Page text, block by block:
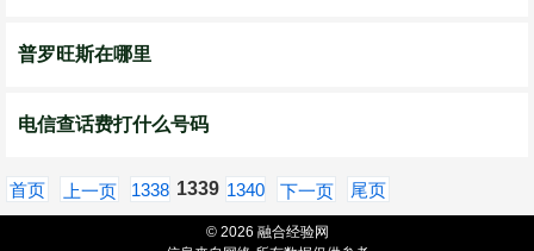
普罗旺斯在哪里
电信查话费打什么号码
首页 上一页 1338 1339 1340 下一页 尾页
© 2026 融合经验网